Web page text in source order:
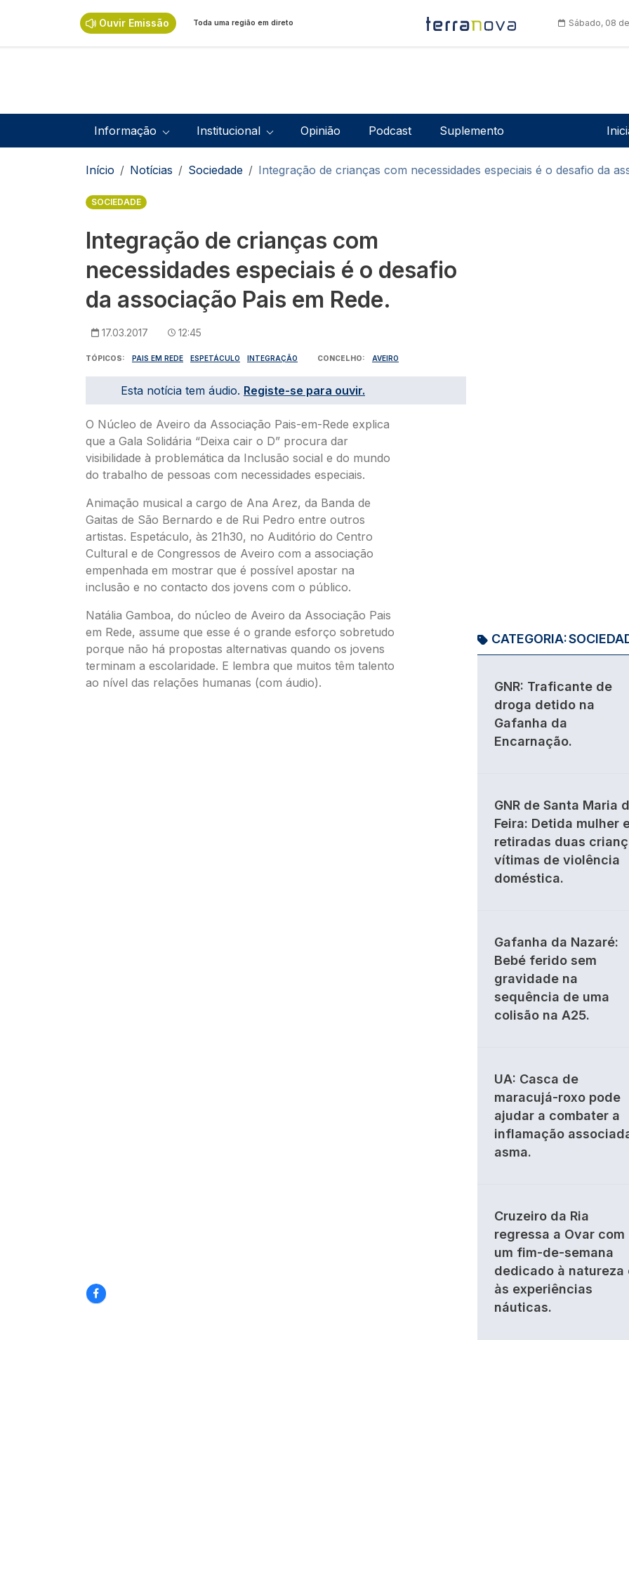
Ouvir Emissão Toda uma região em direto Sábado, 08
Navegação principal
Informação Institucional Opinião Podcast Suplemento
Navegação estrutural
Início Notícias Sociedade Integração de crianças com necessidades especiais é o desafio da
SOCIEDADE
Integração de crianças com
necessidades especiais é o desafio
da associação Pais em Rede.
17.03.2017 12:45
TÓPICOS PAIS EM REDE ESPETÁCULO INTEGRAÇÃO CONCELHO AVEIRO
Esta notícia tem áudio. Registe-se para ouvir.
O Núcleo de Aveiro da Associação Pais-em-Rede explica
que a Gala Solidária “Deixa cair o D” procura dar
visibilidade à problemática da Inclusão social e do mundo
do trabalho de pessoas com necessidades especiais.
Animação musical a cargo de Ana Arez, da Banda de
Gaitas de São Bernardo e de Rui Pedro entre outros
artistas. Espetáculo, às 21h30, no Auditório do Centro
Cultural e de Congressos de Aveiro com a associação
empenhada em mostrar que é possível apostar na
inclusão e no contacto dos jovens com o público.
Natália Gamboa, do núcleo de Aveiro da Associação Pais
em Rede, assume que esse é o grande esforço sobretudo
porque não há propostas alternativas quando os jovens
terminam a escolaridade. E lembra que muitos têm talento
ao nível das relações humanas (com áudio).
CATEGORIA:
GNR: Traficante de
droga detido na
Gafanha da
Encarnação.
GNR de Santa Maria
Feira: Detida mulher
retiradas duas
vítimas de violência
doméstica.
Gafanha da Nazaré:
Bebé ferido sem
gravidade na
sequência de uma
colisão na A25.
UA: Casca de
maracujá-roxo pode
ajudar a combater a
inflamação
asma.
Cruzeiro da Ria
regressa a Ovar com
um fim-de-semana
dedicado à natureza
às experiências
náuticas.